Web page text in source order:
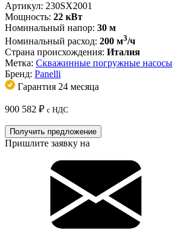
Артикул: 230SX2001
Мощность: 22 кВт
Номинальный напор: 30 м
Номинальный расход: 200 м3/ч
Страна происхождения: Италия
Метка: Скважинные погружные насосы
Бренд: Panelli
Гарантия 24 месяца
900 582 ₽ с НДС
Получить предложение
Пришлите заявку на